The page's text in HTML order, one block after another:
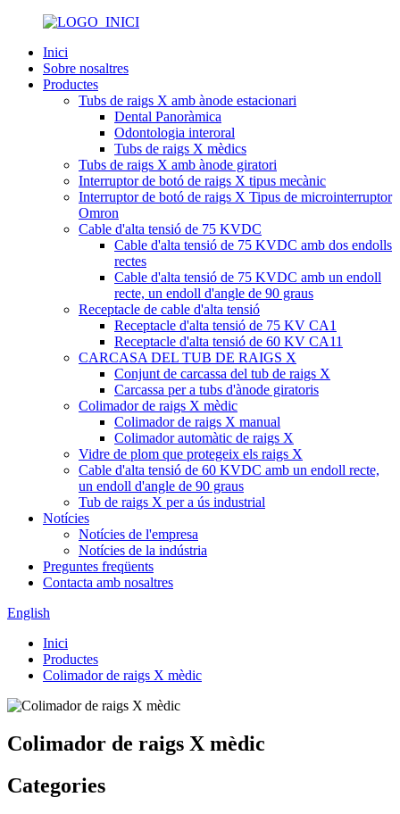
Inici
Sobre nosaltres
Productes
Tubs de raigs X amb ànode estacionari
Dental Panoràmica
Odontologia interoral
Tubs de raigs X mèdics
Tubs de raigs X amb ànode giratori
Interruptor de botó de raigs X tipus mecànic
Interruptor de botó de raigs X Tipus de microinterruptor
Omron
Cable d'alta tensió de 75 KVDC
Cable d'alta tensió de 75 KVDC amb dos endolls
rectes
Cable d'alta tensió de 75 KVDC amb un endoll
recte, un endoll d'angle de 90 graus
Receptacle de cable d'alta tensió
Receptacle d'alta tensió de 75 KV CA1
Receptacle d'alta tensió de 60 KV CA11
CARCASA DEL TUB DE RAIGS X
Conjunt de carcassa del tub de raigs X
Carcassa per a tubs d'ànode giratoris
Colimador de raigs X mèdic
Colimador de raigs X manual
Colimador automàtic de raigs X
Vidre de plom que protegeix els raigs X
Cable d'alta tensió de 60 KVDC amb un endoll recte,
un endoll d'angle de 90 graus
Tub de raigs X per a ús industrial
Notícies
Notícies de l'empresa
Notícies de la indústria
Preguntes freqüents
Contacta amb nosaltres
English
Inici
Productes
Colimador de raigs X mèdic
Colimador de raigs X mèdic
Categories